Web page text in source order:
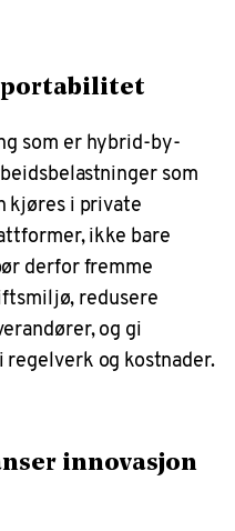
portabilitet
som er hybrid-by-
som
kjøres i private
ikke bare
derfor fremme
redusere
og gi
og kostnader.
innovasjon